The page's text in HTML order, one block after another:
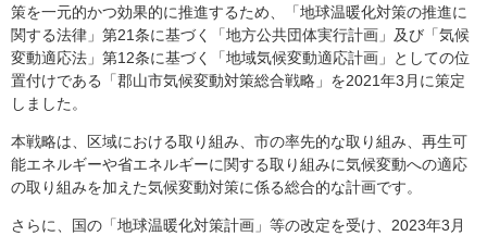
策を一元的かつ効果的に推進するため、「地球温暖化対策の推進に
関する法律」第21条に基づく「地方公共団体実行計画」及び「気候
変動適応法」第12条に基づく「地域気候変動適応計画」としての位
置付けである「郡山市気候変動対策総合戦略」を2021年3月に策定
しました。
本戦略は、区域における取り組み、市の率先的な取り組み、再生可
能エネルギーや省エネルギーに関する取り組みに気候変動への適応
の取り組みを加えた気候変動対策に係る総合的な計画です。
さらに、国の「地球温暖化対策計画」等の改定を受け、2023年3月